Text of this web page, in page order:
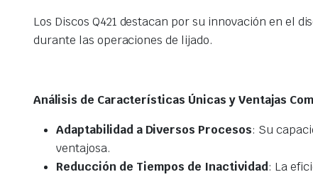
Los Discos Q421 destacan por su innovación en el
durante las operaciones de lijado.
Análisis de Características Únicas y Ventajas
Adaptabilidad a Diversos Procesos: Su
ventajosa.
Reducción de Tiempos de Inactividad: La